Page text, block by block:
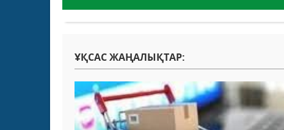
ҰҚСАС ЖАҢАЛЫҚТАР: